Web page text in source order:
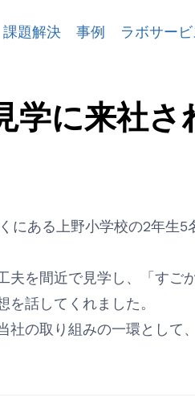
課題解決 事例 ラボサービ
学に来社さ
にある上野小学校の2年生
夫を間近で見学し、「すご
を話してくれました。
社の取り組みの一環として